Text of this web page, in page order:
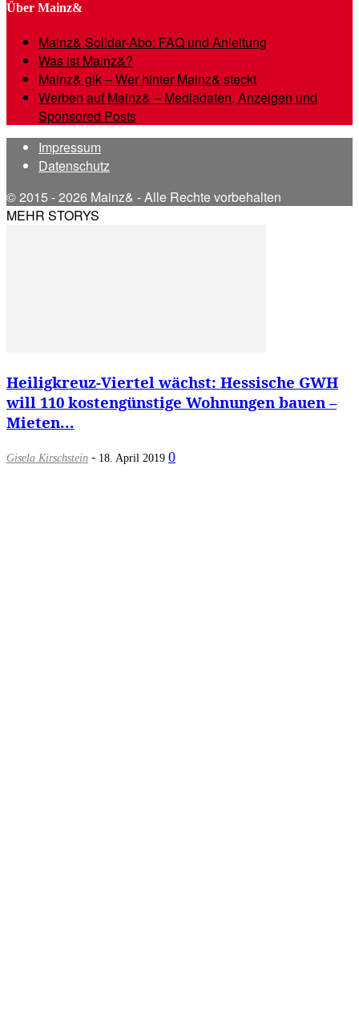
Über Mainz&
Mainz& Solidar-Abo: FAQ und Anleitung
Was ist Mainz&?
Mainz& gik – Wer hinter Mainz& steckt
Werben auf Mainz& – Mediadaten, Anzeigen und
Sponsored Posts
Impressum
Datenschutz
© 2015 - 2026 Mainz& - Alle Rechte vorbehalten
MEHR STORYS
Heiligkreuz-Viertel wächst: Hessische GWH
will 110 kostengünstige Wohnungen bauen –
Mieten...
Gisela Kirschstein - 18. April 2019 0